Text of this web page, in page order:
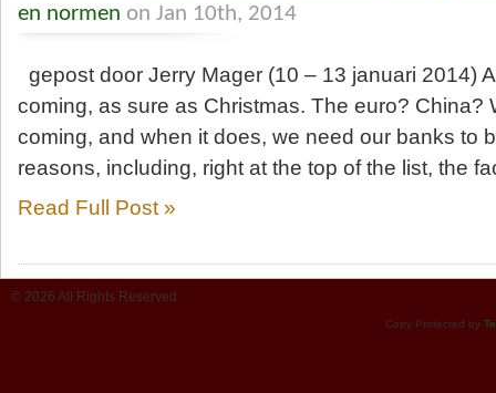
en normen on Jan 10th, 2014
gepost door Jerry Mager (10 – 13 januari 2014)
coming, as sure as Christmas. The euro? China?
coming, and when it does, we need our banks to
reasons, including, right at the top of the list, the
Read Full Post »
© 2026 All Rights Reserved.
Copy Protected by